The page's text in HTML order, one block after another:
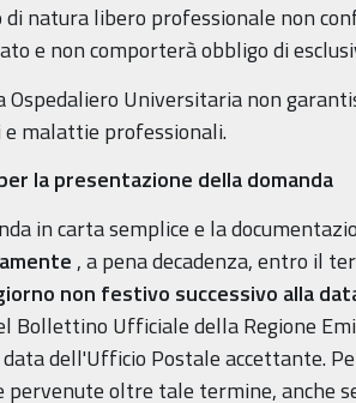
di natura libero professionale non
e non comporterà obbligo di
Ospedaliero Universitaria non
malattie professionali.
la presentazione della domanda
in carta semplice e la
, a pena decadenza, entro il
non festivo successivo alla
Bollettino Ufficiale della Regione
dell'Ufficio Postale accettante.
pervenute oltre tale termine, anche